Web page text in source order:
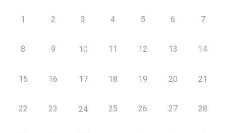
1 2 3 4 5 6 7
8 9 10 11 12 13 14
15 16 17 18 19 20 21
22 23 24 25 26 27 28